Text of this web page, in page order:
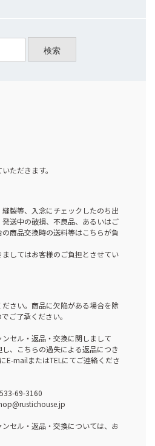
検索
ただきます。
製等、入念にチェックしたのち出
送中の破損、不良品、あるいはご
商品交換時の送料等はこちらが負
してはお客様のご負担とさせてい
さい。商品に欠陥がある場合を除
ご了承ください。
セル・返品・交換に関しまして
、こちらの過失による返品につき
E-mailまたはTELにてご連絡くださ
69-3160
セル・返品・交換については、お